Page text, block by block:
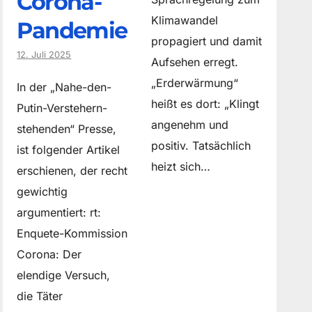
Pandemie
12. Juli 2025
In der „Nahe-den-
Putin-Verstehern-
stehenden“ Presse,
ist folgender Artikel
erschienen, der recht
gewichtig
argumentiert: rt:
Enquete-Kommission
Corona: Der
elendige Versuch,
die Täter
Klimawandel
propagiert und damit
Aufsehen erregt.
„Erderwärmung“
heißt es dort: „Klingt
angenehm und
positiv. Tatsächlich
heizt sich…